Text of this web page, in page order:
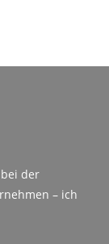
der
– ich